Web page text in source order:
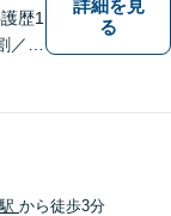
歴1
刑
気
テ
詳細を見
る
から徒歩3分